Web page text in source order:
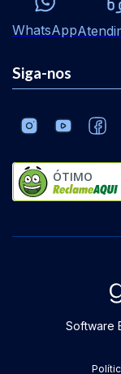
WhatsApp
Siga-nos
ÓTIMO
Software